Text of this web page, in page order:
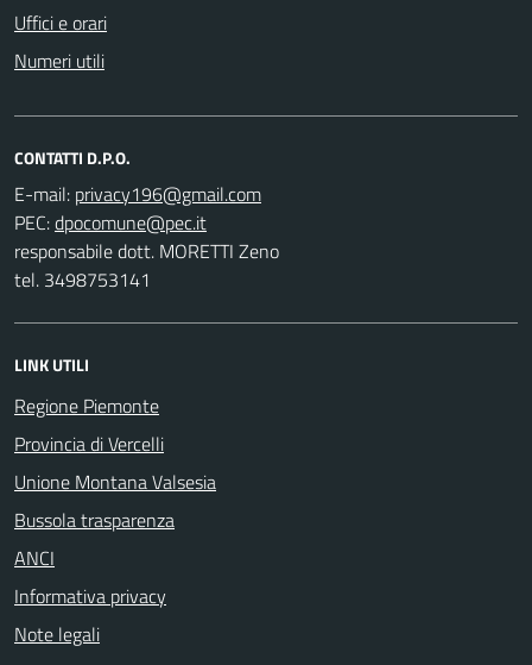
Uffici e orari
Numeri utili
CONTATTI D.P.O.
E-mail:
PEC:
responsabile dott. MORETTI Zeno
tel. 3498753141
LINK UTILI
Regione Piemonte
Provincia di Vercelli
Unione Montana Valsesia
Bussola trasparenza
ANCI
Informativa privacy
Note legali